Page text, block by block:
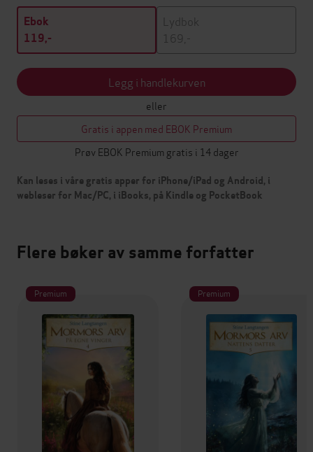
Ebok
119,-
Lydbok
169,-
Legg i handlekurven
eller
Gratis i appen med EBOK Premium
Prøv EBOK Premium gratis i 14 dager
Kan leses i våre gratis apper for iPhone/iPad og Android, i
webleser for Mac/PC, i iBooks, på Kindle og PocketBook
Flere bøker av samme forfatter
Premium Premium